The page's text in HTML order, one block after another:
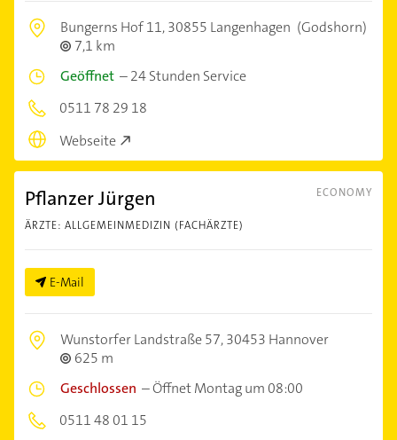
Bungerns Hof 11,30855 Langenhagen (Godshorn)
7,1 km
Geöffnet –24 Stunden Service
0511 78 29 18
Webseite
ECONOMY
Pflanzer Jürgen
ÄRZTE: ALLGEMEINMEDIZIN (FACHÄRZTE)
E-Mail
Wunstorfer Landstraße 57,30453 Hannover
625 m
Geschlossen –Öffnet Montag um 08:00
0511 48 01 15